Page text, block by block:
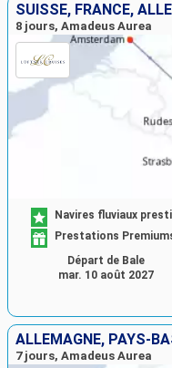
SUISSE, FRANCE,
8 jours, Amadeus Aurea
Navires fluviaux
Prestations
Départ de Bale
mar. 10 août 2027
ALLEMAGNE, PAYS-
7 jours, Amadeus Aurea